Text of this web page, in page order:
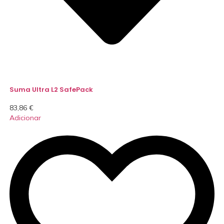
Suma Ultra L2 SafePack
83,86 €
Adicionar